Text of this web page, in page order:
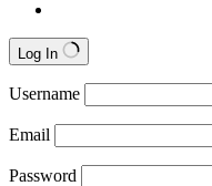
Log In
Username
Email
Password